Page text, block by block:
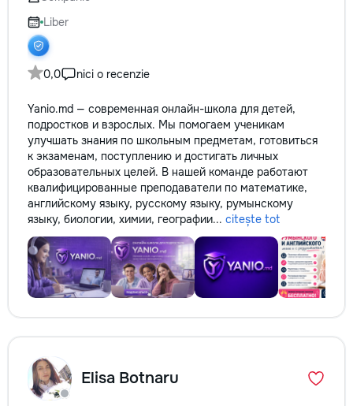
Liber
0,0 nici o recenzie
Yanio.md — современная онлайн-школа для детей,
подростков и взрослых. Мы помогаем ученикам
улучшать знания по школьным предметам, готовиться
к экзаменам, поступлению и достигать личных
образовательных целей. В нашей команде работают
квалифицированные преподаватели по математике,
английскому языку, русскому языку, румынскому
языку, биологии, химии, географии... citește tot
Elisa Botnaru